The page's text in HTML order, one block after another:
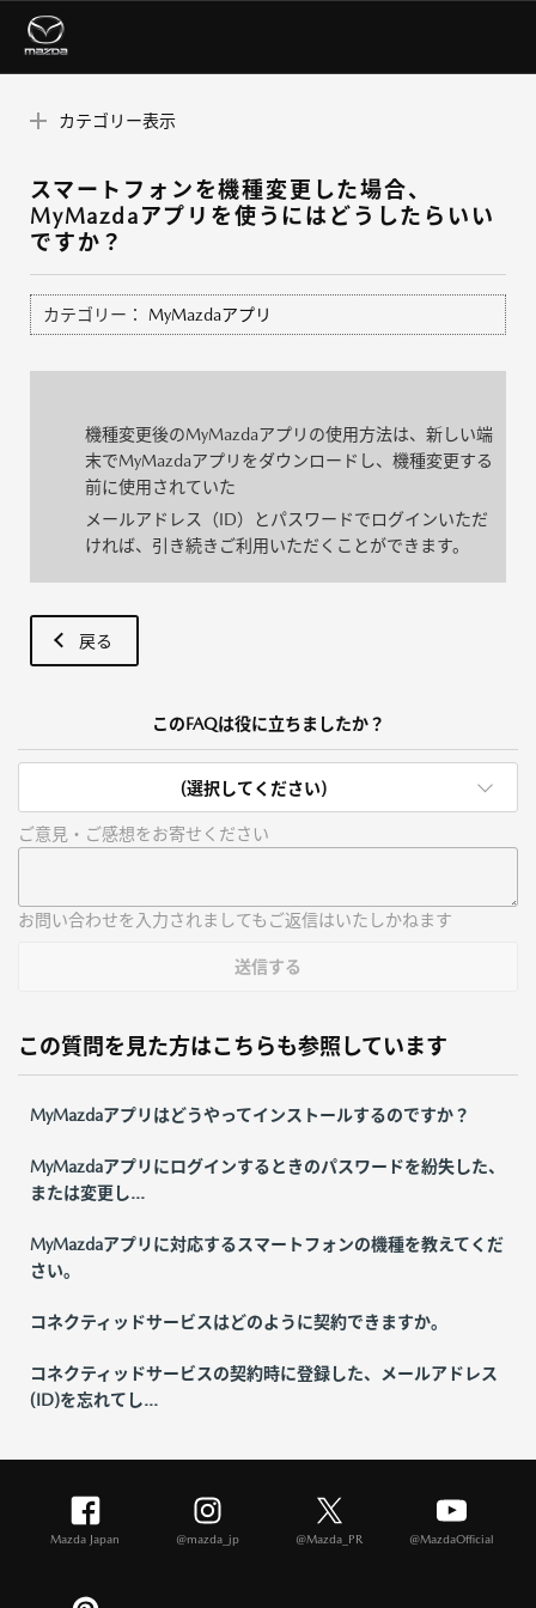
カテゴリー表示
スマートフォンを機種変更した場合、
MyMazdaアプリを使うにはどうしたらいい
ですか？
カテゴリー： MyMazdaアプリ
機種変更後のMyMazdaアプリの使用方法は、新しい端
末でMyMazdaアプリをダウンロードし、機種変更する
前に使用されていた
メールアドレス（ID）とパスワードでログインいただ
ければ、引き続きご利用いただくことができます。
戻る
このFAQは役に立ちましたか？
(選択してください)
ご意見・ご感想をお寄せください
お問い合わせを入力されましてもご返信はいたしかねます
送信する
この質問を見た方はこちらも参照しています
MyMazdaアプリはどうやってインストールするのですか？
MyMazdaアプリにログインするときのパスワードを紛失した、
または変更し...
MyMazdaアプリに対応するスマートフォンの機種を教えてくだ
さい。
コネクティッドサービスはどのように契約できますか。
コネクティッドサービスの契約時に登録した、メールアドレス
(ID)を忘れてし...
Mazda Japan @mazda_jp @Mazda_PR @MazdaOfficial